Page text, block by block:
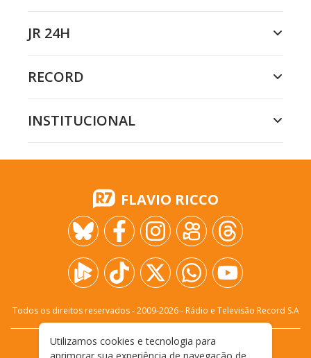
JR 24H
RECORD
INSTITUCIONAL
FLAVIO RICCO
Todos os direitos reservados - 2009-2026- Rádio e Televisão Record S.A
FALE CONOSCO PRIVACIDADE
Utilizamos cookies e tecnologia para